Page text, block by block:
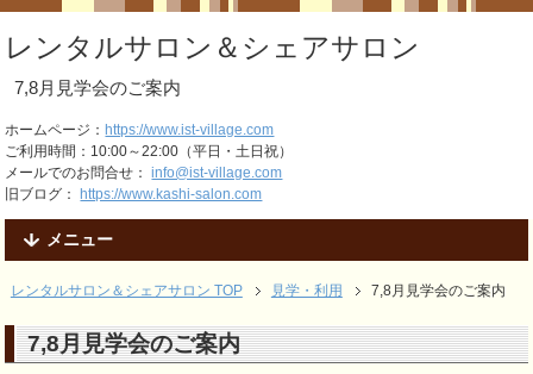
レンタルサロン＆シェアサロン
7,8月見学会のご案内
ホームページ：https://www.ist-village.com
ご利用時間：10:00～22:00（平日・土日祝）
メールでのお問合せ：info@ist-village.com
旧ブログ：https://www.kashi-salon.com
メニュー
レンタルサロン＆シェアサロン TOP 見学・利用 7,8月見学会のご案内
7,8月見学会のご案内